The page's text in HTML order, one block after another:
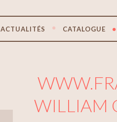
ACTUALITÉS CATALOGUE
WILLIAM